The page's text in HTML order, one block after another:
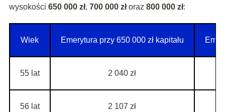
wysokości 650 000 zł, 700 000 złoraz 800 000 zł:
Wiek Emerytura przy 650 000 zł kapitału
55 lat 2 040 zł
56 lat 2 107 zł